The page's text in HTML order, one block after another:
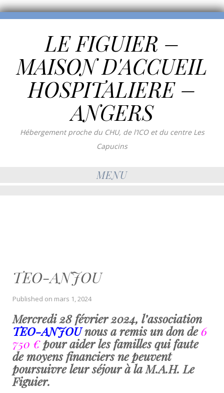
LE FIGUIER –
MAISON D'ACCUEIL
HOSPITALIERE –
ANGERS
Hébergement proche du CHU, de l’ICO et du centre Les
Capucins
MENU
TEO-ANJOU
Published on mars 1, 2024
Mercredi 28 février 2024, l’association
TEO-ANJOUnous a remis un don de6
750 €pour aider les familles qui faute
de moyens financiers ne peuvent
poursuivre leur séjour à la M.A.H. Le
Figuier.